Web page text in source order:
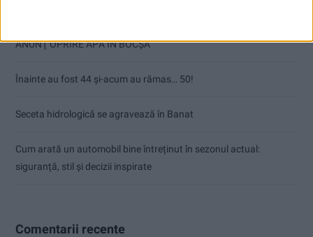
ANUNŢ OPRIRE APĂ ÎN BOCȘA
Înainte au fost 44 și-acum au rămas… 50!
Seceta hidrologică se agravează în Banat
Cum arată un automobil bine întreținut în sezonul actual:
siguranță, stil și decizii inspirate
Comentarii recente